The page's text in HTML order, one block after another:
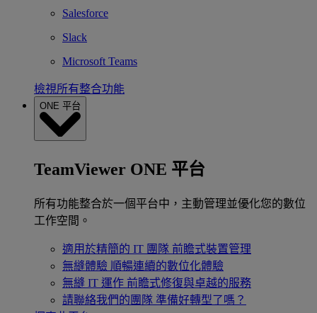
Salesforce
Slack
Microsoft Teams
檢視所有整合功能
ONE 平台
TeamViewer ONE 平台
所有功能整合於一個平台中，主動管理並優化您的數位
工作空間。
適用於精簡的 IT 團隊 前瞻式裝置管理
無縫體驗 順暢連續的數位化體驗
無縫 IT 運作 前瞻式修復與卓越的服務
請聯絡我們的團隊 準備好轉型了嗎？